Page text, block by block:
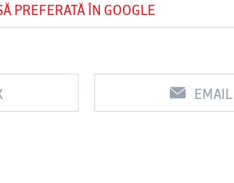
PREFERATĂ ÎN GOOGLE
EMAIL